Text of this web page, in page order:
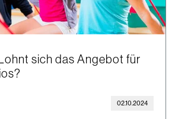
sich das Angebot für
02.10.2024